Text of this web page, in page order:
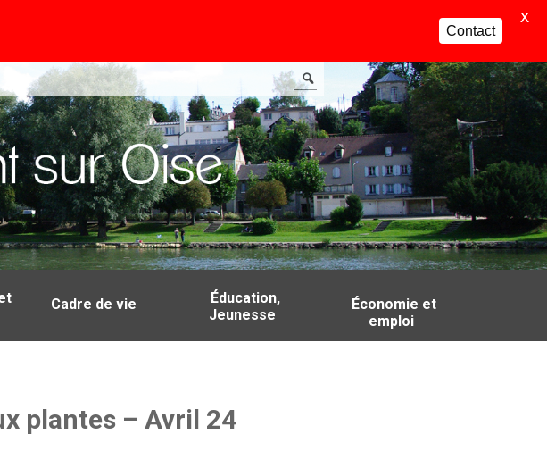
Cadre de vie
Éducation,
Jeunesse
Économie et
emploi
plantes – Avril 24
Contact
X